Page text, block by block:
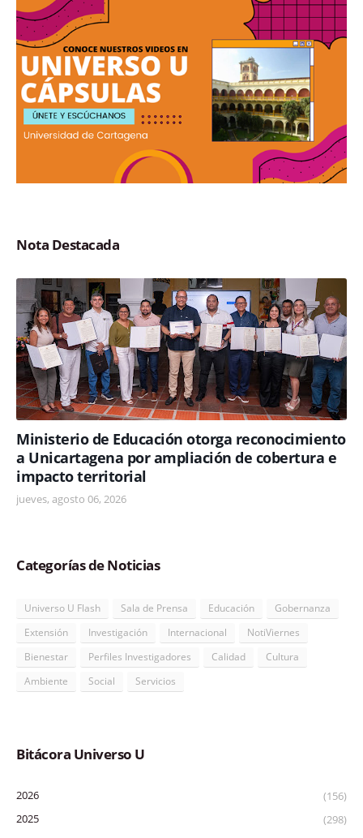
Nota Destacada
Ministerio de Educación otorga reconocimiento
a Unicartagena por ampliación de cobertura e
impacto territorial
jueves, agosto 06, 2026
Categorías de Noticias
Universo U Flash Sala de Prensa Educación
Gobernanza
Extensión
Investigación Internacional
NotiViernes
Bienestar
Perfiles Investigadores Calidad
Cultura
Ambiente
Social Servicios
Bitácora Universo U
2026
(156)
2025
(298)